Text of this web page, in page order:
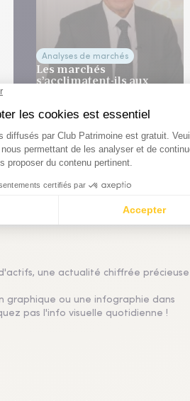
Analyses de marchés
Les marchés
s’acclimatent-ils aux
une actualité chiffrée précieuse
graphique ou une infographie dans
pas l'info visuelle quotidienne !